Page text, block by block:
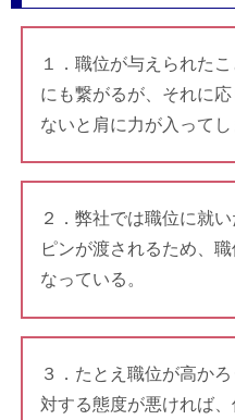
１．職位が与えられた
にも繋がるが、それに
ないと肩に力が入ってし
２．弊社では職位に就
ピンが渡されるため、
なっている。
３．たとえ職位が高か
対する態度が悪ければ、